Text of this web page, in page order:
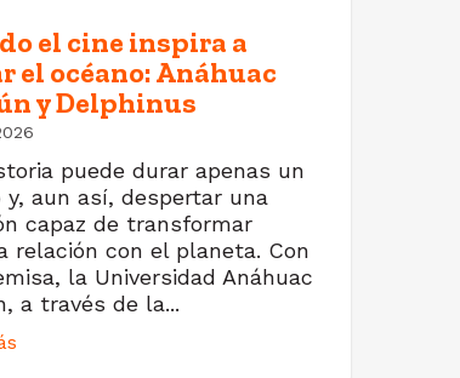
el cine inspira a
el océano: Anáhuac
y Delphinus
puede durar apenas un
y, aun así, despertar una
capaz de transformar
relación con el planeta. Con
la Universidad Anáhuac
a través de la...